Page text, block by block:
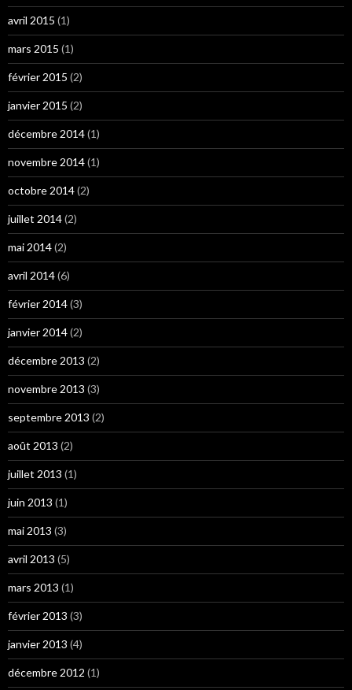
avril 2015 (1)
mars 2015 (1)
février 2015 (2)
janvier 2015 (2)
décembre 2014(1)
novembre 2014(1)
octobre 2014(2)
juillet 2014(2)
mai 2014(2)
avril 2014(6)
février 2014(3)
janvier 2014(2)
décembre 2013 (2)
novembre 2013 (3)
septembre 2013 (2)
août 2013 (2)
juillet 2013 (1)
juin 2013 (1)
mai 2013 (3)
avril 2013 (5)
mars 2013 (1)
février 2013 (3)
janvier 2013 (4)
décembre 2012 (1)